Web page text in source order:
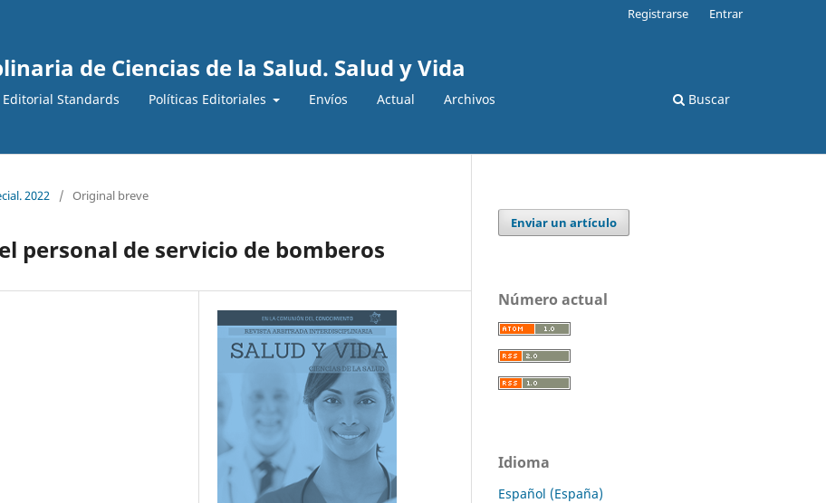
de Ciencias de la Salud. Salud y Vida
Editorial Standards Políticas Editoriales Envíos Actual Archivos Buscar
Registrarse Entrar
2022 / Original breve
personal de servicio de bomberos
Enviar un artículo
Número actual
Idioma
Español (España)